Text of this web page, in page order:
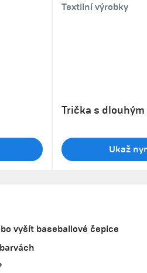
Textilní výrobky
Trička s
Ukaž
vyšít baseballové čepice